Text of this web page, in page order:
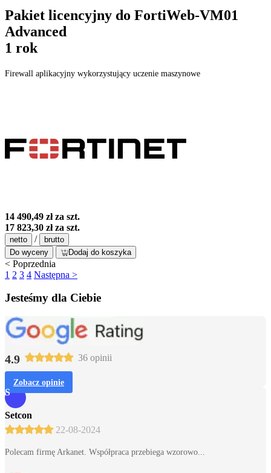
Pakiet licencyjny do FortiWeb-VM01
Advanced
1 rok
Firewall aplikacyjny wykorzystujący uczenie maszynowe
14 490,49 złza szt.
17 823,30 złza szt.
netto /
brutto
Do wyceny
Dodaj do koszyka
< Poprzednia
1 2 3 4 Następna >
Jesteśmy dla Ciebie
4.9 36 opinii
Zobacz opinie
S
Setcon
22-08-2024
Polecam firmę Arkanet. Współpraca przebiega wzorowo...